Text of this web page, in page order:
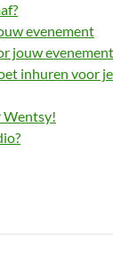
evenement
jouw
inhuren voor
Wentsy!